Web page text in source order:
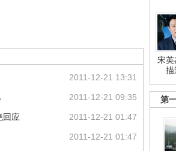
宋英
描
第
2011-12-21 13:31
2011-12-21 09:35
2011-12-21 01:47
回应
2011-12-21 01:47